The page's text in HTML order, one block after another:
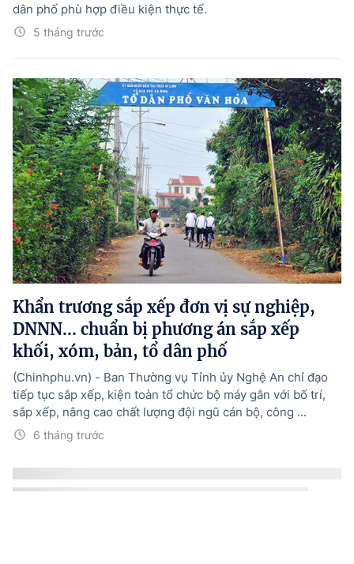
5 tháng trước
dân phố phù hợp điều kiện thực tế.
Khẩn trương sắp xếp đơn vị sự nghiệp,
DNNN... chuẩn bị phương án sắp xếp
khối, xóm, bản, tổ dân phố
6 tháng trước
(Chinhphu.vn) - Ban Thường vụ Tỉnh ủy Nghệ An chỉ đạo
tiếp tục sắp xếp, kiện toàn tổ chức bộ máy gắn với bố trí,
sắp xếp, nâng cao chất lượng đội ngũ cán bộ, công ...